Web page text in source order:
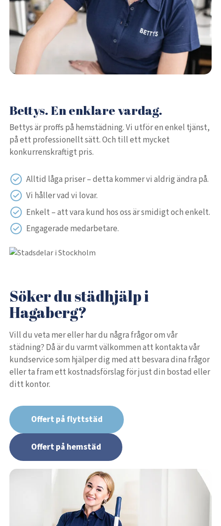
Bettys. En enklare vardag.
Bettys är proffs på hemstädning. Vi utför en enkel tjänst,
på ett professionellt sätt. Och till ett mycket
konkurrenskraftigt pris.
Alltid låga priser – detta kommer vi aldrig ändra på.
Vi håller vad vi lovar.
Enkelt – att vara kund hos oss är smidigt och enkelt.
Engagerade medarbetare.
Söker du städhjälp i
Hagaberg?
Vill du veta mer eller har du några frågor om vår
städning? Då är du varmt välkommen att kontakta vår
kundservice som hjälper dig med att besvara dina frågor
eller ta fram ett kostnadsförslag för just din bostad eller
ditt kontor.
Offert på flyttstäd
Offert på hemstäd